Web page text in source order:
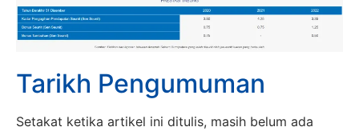
Tarikh Pengumuman
Setakat ketika artikel ini ditulis, masih belum ada